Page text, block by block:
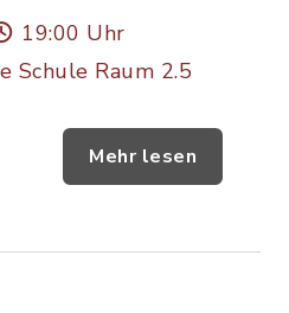
19:00 Uhr
Raum 2.5
Mehr lesen